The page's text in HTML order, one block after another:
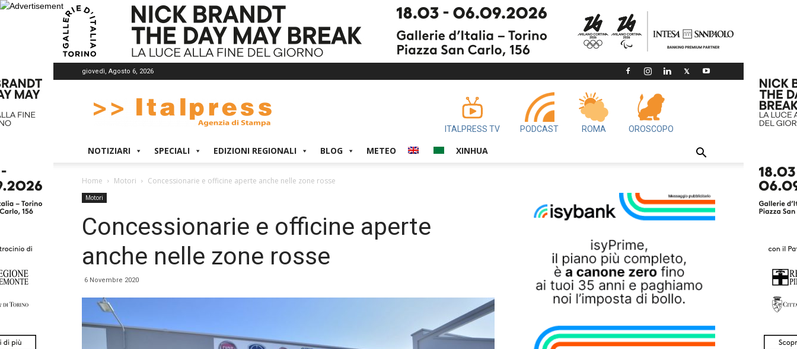
giovedì, Agosto 6, 2026
ITALPRESS TV PODCAST ROMA OROSCOPO
NOTIZIARI SPECIALI EDIZIONI REGIONALI BLOG METEO XINHUA
Home Motori Concessionarie e officine aperte anche nelle zone rosse
Motori
Concessionarie e officine aperte
anche nelle zone rosse
6 Novembre 2020